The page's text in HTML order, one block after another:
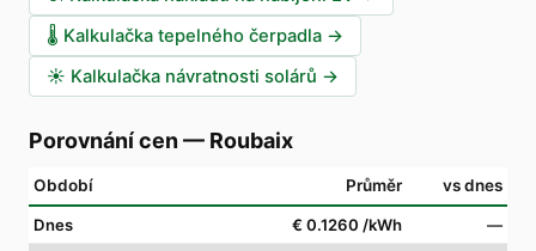
🌡️ Kalkulačka tepelného čerpadla →
☀️ Kalkulačka návratnosti solárů →
Porovnání cen — Roubaix
Období Průměr vs dnes
Dnes € 0.1260 /kWh
—